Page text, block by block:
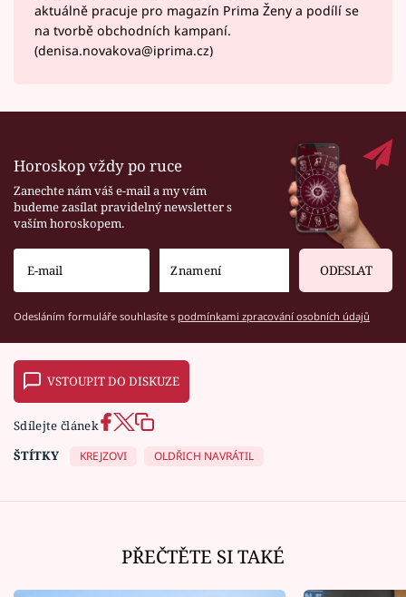
aktuálně pracuje pro magazín Prima Ženy a podílí se
na tvorbě obchodních kampaní.
(denisa.novakova@iprima.cz)
Horoskop vždy po ruce
Zanechte nám váš e-mail a my vám
budeme zasílat pravidelný newsletter s
vaším horoskopem.
ODESLAT
Odesláním formuláře souhlasíte s podmínkami zpracování osobních údajů
VSTOUPIT DO DISKUZE
Sdílejte článek
ŠTÍTKY
KREJZOVI OLDŘICH NAVRÁTIL
PŘEČTĚTE SI TAKÉ